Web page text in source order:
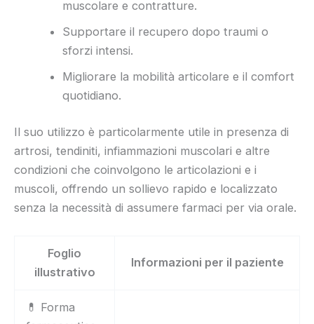
muscolare e contratture.
Supportare il recupero dopo traumi o
sforzi intensi.
Migliorare la mobilità articolare e il comfort
quotidiano.
Il suo utilizzo è particolarmente utile in presenza di
artrosi, tendiniti, infiammazioni muscolari e altre
condizioni che coinvolgono le articolazioni e i
muscoli, offrendo un sollievo rapido e localizzato
senza la necessità di assumere farmaci per via orale.
Foglio
illustrativo
Informazioni per il paziente
💊 Forma